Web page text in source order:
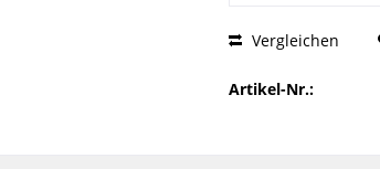
Vergleichen
Artikel-Nr.: